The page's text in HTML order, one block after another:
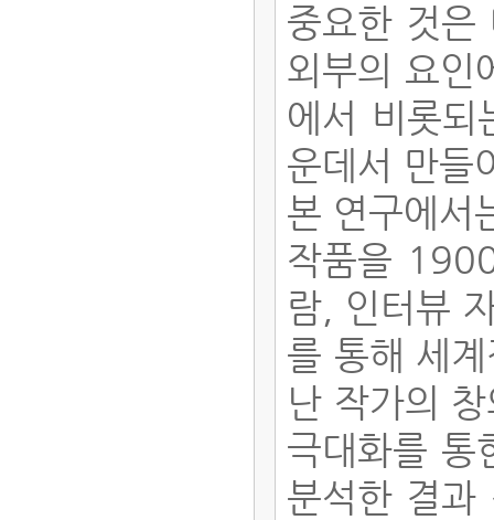
중요한 것은
외부의 요인
에서 비롯되
운데서 만들
본 연구에서
작품을
람, 인터뷰
를 통해 세
난 작가의
극대화를 통
분석한 결과